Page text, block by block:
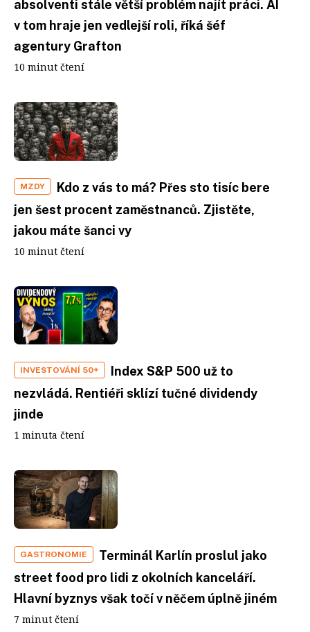
absolventi stále větší problém najít práci. AI
v tom hraje jen vedlejší roli, říká šéf
agentury Grafton
10 minut čtení
MZDY
Kdo z vás to má? Přes sto tisíc bere
jen šest procent zaměstnanců. Zjistěte,
jakou máte šanci vy
10 minut čtení
INVESTOVÁNÍ 50+
Index S&P 500 už to
nezvládá. Rentiéři sklízí tučné dividendy
jinde
1 minuta čtení
GASTRONOMIE
Terminál Karlín proslul jako
street food pro lidi z okolních kanceláří.
Hlavní byznys však točí v něčem úplně jiném
7 minut čtení